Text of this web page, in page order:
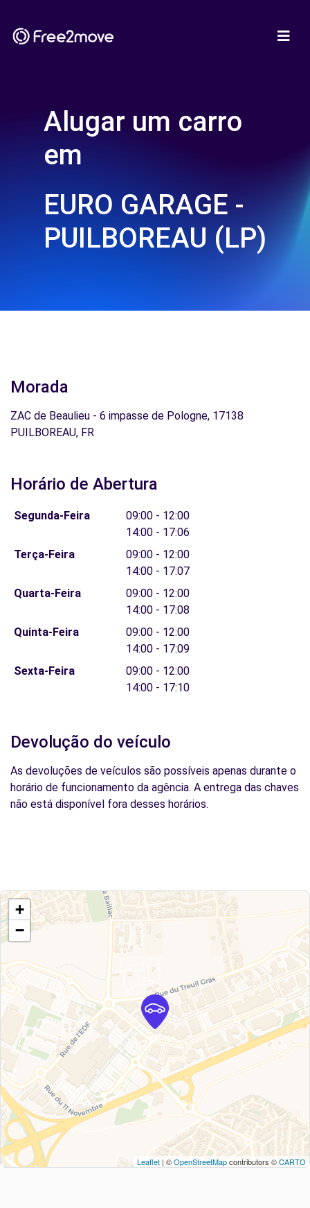
Alugar um carro
em
EURO GARAGE -
PUILBOREAU (LP)
Morada
ZAC de Beaulieu - 6 impasse de Pologne, 17138
PUILBOREAU, FR
Horário de Abertura
Segunda-Feira
09:00 - 12:00
14:00 - 17:06
Terça-Feira
09:00 - 12:00
14:00 - 17:07
Quarta-Feira
09:00 - 12:00
14:00 - 17:08
Quinta-Feira
09:00 - 12:00
14:00 - 17:09
Sexta-Feira
09:00 - 12:00
14:00 - 17:10
Devolução do veículo
As devoluções de veículos são possíveis apenas durante o
horário de funcionamento da agência. A entrega das chaves
não está disponível fora desses horários.
+
−
Leaflet | ©OpenStreetMapcontributors ©CARTO